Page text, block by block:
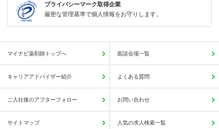
プライバシーマーク取得企業
厳密な管理基準で個人情報をお守りします。
マイナビ薬剤師トップへ 面談会場一覧
キャリアアドバイザー紹介 よくある質問
ご入社後のアフターフォロー お問い合わせ
サイトマップ 人気の求人検索一覧